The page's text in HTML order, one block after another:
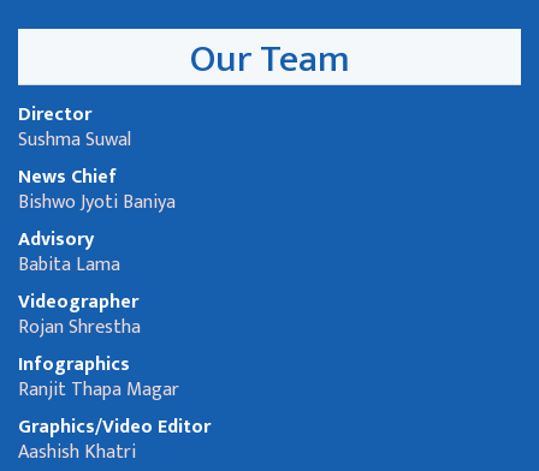
Our Team
Director
Sushma Suwal
News Chief
Bishwo Jyoti Baniya
Advisory
Babita Lama
Videographer
Rojan Shrestha
Infographics
Ranjit Thapa Magar
Graphics/Video Editor
Aashish Khatri